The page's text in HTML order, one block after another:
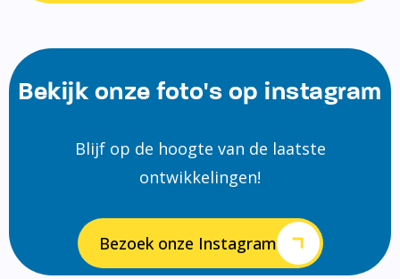
Bekijk onze foto's op instagram
Blijf op de hoogte van de laatste
ontwikkelingen!
Bezoek onze Instagram